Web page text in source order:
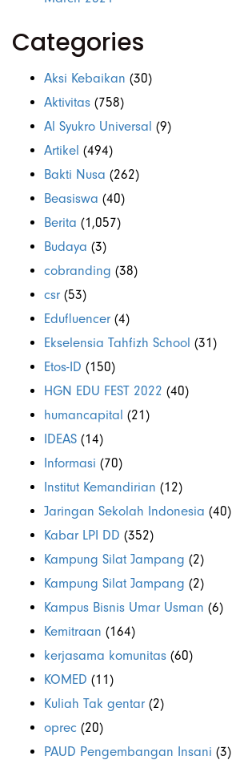
Categories
Aksi Kebaikan (30)
Aktivitas (758)
Al Syukro Universal (9)
Artikel (494)
Bakti Nusa (262)
Beasiswa (40)
Berita (1,057)
Budaya (3)
cobranding (38)
csr (53)
Edufluencer (4)
Ekselensia Tahfizh School (31)
Etos-ID (150)
HGN EDU FEST 2022 (40)
humancapital (21)
IDEAS (14)
Informasi (70)
Institut Kemandirian (12)
Jaringan Sekolah Indonesia (40)
Kabar LPI DD (352)
Kampung Silat Jampang (2)
Kampung Silat Jampang (2)
Kampus Bisnis Umar Usman (6)
Kemitraan (164)
kerjasama komunitas (60)
KOMED (11)
Kuliah Tak gentar (2)
oprec (20)
PAUD Pengembangan Insani (3)